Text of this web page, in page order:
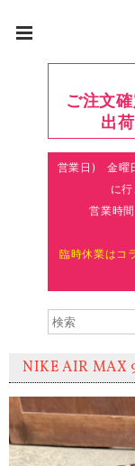
ご注文
出
営業日) 金曜
に
営業時
臨時休業はコ
NIKE AIR MAX